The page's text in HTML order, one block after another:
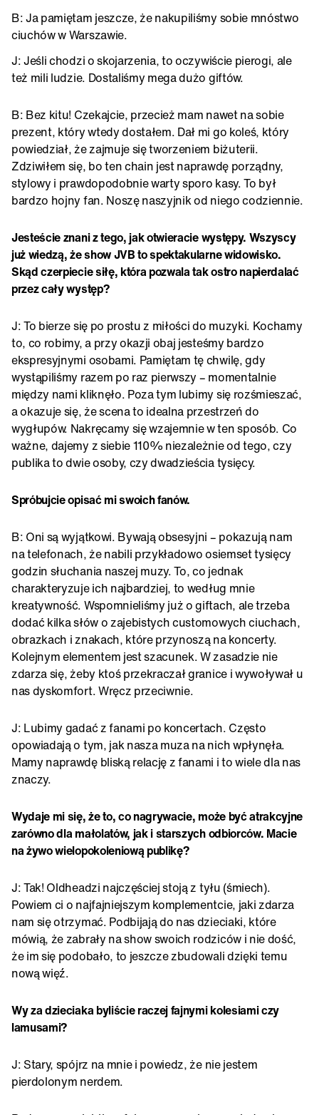
B: Ja pamiętam jeszcze, że nakupiliśmy sobie mnóstwo
ciuchów w Warszawie.
J: Jeśli chodzi o skojarzenia, to oczywiście pierogi, ale
też mili ludzie. Dostaliśmy mega dużo giftów.
B: Bez kitu! Czekajcie, przecież mam nawet na sobie
prezent, który wtedy dostałem. Dał mi go koleś, który
powiedział, że zajmuje się tworzeniem biżuterii.
Zdziwiłem się, bo ten chain jest naprawdę porządny,
stylowy i prawdopodobnie warty sporo kasy. To był
bardzo hojny fan. Noszę naszyjnik od niego codziennie.
Jesteście znani z tego, jak otwieracie występy. Wszyscy
już wiedzą, że show JVB to spektakularne widowisko.
Skąd czerpiecie siłę, która pozwala tak ostro napierdalać
przez cały występ?
J: To bierze się po prostu z miłości do muzyki. Kochamy
to, co robimy, a przy okazji obaj jesteśmy bardzo
ekspresyjnymi osobami. Pamiętam tę chwilę, gdy
wystąpiliśmy razem po raz pierwszy – momentalnie
między nami kliknęło. Poza tym lubimy się rozśmieszać,
a okazuje się, że scena to idealna przestrzeń do
wygłupów. Nakręcamy się wzajemnie w ten sposób. Co
ważne, dajemy z siebie 110% niezależnie od tego, czy
publika to dwie osoby, czy dwadzieścia tysięcy.
Spróbujcie opisać mi swoich fanów.
B: Oni są wyjątkowi. Bywają obsesyjni – pokazują nam
na telefonach, że nabili przykładowo osiemset tysięcy
godzin słuchania naszej muzy. To, co jednak
charakteryzuje ich najbardziej, to według mnie
kreatywność. Wspomnieliśmy już o giftach, ale trzeba
dodać kilka słów o zajebistych customowych ciuchach,
obrazkach i znakach, które przynoszą na koncerty.
Kolejnym elementem jest szacunek. W zasadzie nie
zdarza się, żeby ktoś przekraczał granice i wywoływał u
nas dyskomfort. Wręcz przeciwnie.
J: Lubimy gadać z fanami po koncertach. Często
opowiadają o tym, jak nasza muza na nich wpłynęła.
Mamy naprawdę bliską relację z fanami i to wiele dla nas
znaczy.
Wydaje mi się, że to, co nagrywacie, może być atrakcyjne
zarówno dla małolatów, jak i starszych odbiorców. Macie
na żywo wielopokoleniową publikę?
J: Tak! Oldheadzi najczęściej stoją z tyłu (śmiech).
Powiem ci o najfajniejszym komplementcie, jaki zdarza
nam się otrzymać. Podbijają do nas dzieciaki, które
mówią, że zabrały na show swoich rodziców i nie dość,
że im się podobało, to jeszcze zbudowali dzięki temu
nową więź.
Wy za dzieciaka byliście raczej fajnymi kolesiami czy
lamusami?
J: Stary, spójrz na mnie i powiedz, że nie jestem
pierdolonym nerdem.